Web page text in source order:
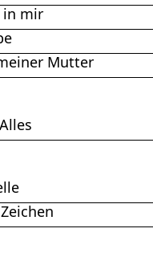
in mir
Mutter